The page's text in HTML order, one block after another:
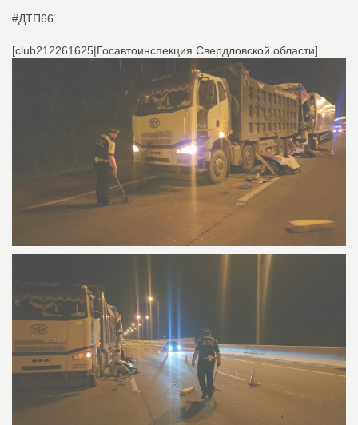
#ДТП66
[club212261625|Госавтоинспекция Свердловской области]